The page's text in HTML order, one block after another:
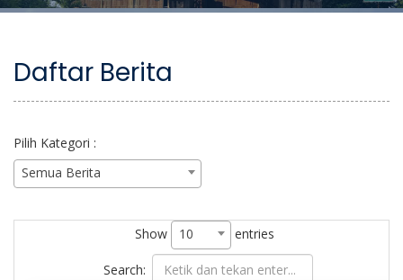
Daftar Berita
Pilih Kategori :
Semua Berita
Show 10 entries
Search: